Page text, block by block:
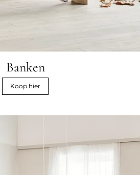
Banken
Koop hier